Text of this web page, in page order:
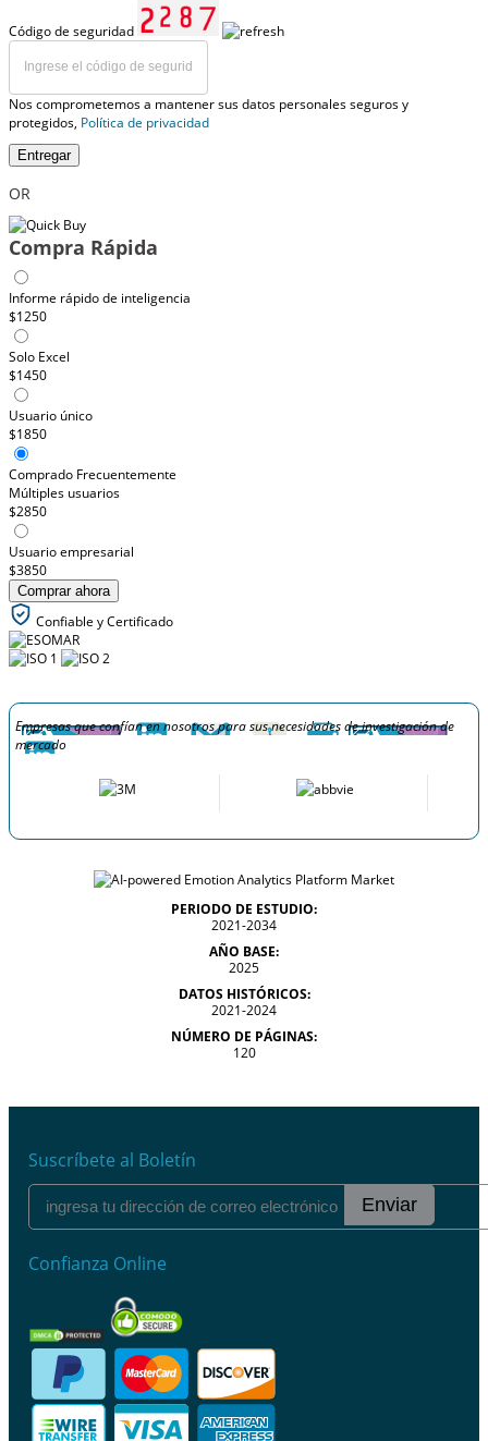
Código de seguridad
Nos comprometemos a mantener sus datos personales seguros y
protegidos, Política de privacidad
Entregar
OR
Compra Rápida
Informe rápido de inteligencia
$1250
Solo Excel
$1450
Usuario único
$1850
Comprado Frecuentemente
Múltiples usuarios
$2850
Usuario empresarial
$3850
Comprar ahora
Confiable y Certificado
Empresas que confían en nosotros para sus necesidades de investigación de
mercado
PERIODO DE ESTUDIO:
2021-2034
AÑO BASE:
2025
DATOS HISTÓRICOS:
2021-2024
NÚMERO DE PÁGINAS:
120
Suscríbete al Boletín
Enviar
Confianza Online